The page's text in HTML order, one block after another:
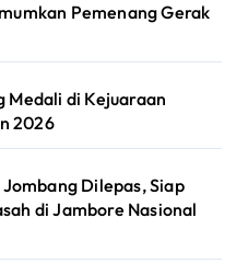
Pemenang Gerak
Medali di Kejuaraan
2026
Dilepas, Siap
di Jambore Nasional